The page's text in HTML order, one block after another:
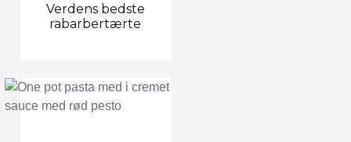
Verdens bedste
rabarbertærte